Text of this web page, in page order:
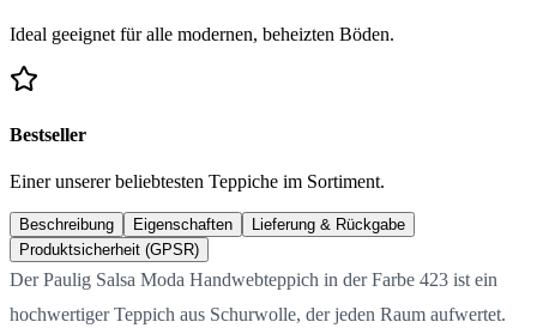
Ideal geeignet für alle modernen, beheizten Böden.
Bestseller
Einer unserer beliebtesten Teppiche im Sortiment.
Beschreibung Eigenschaften
Lieferung & Rückgabe
Produktsicherheit (GPSR)
Der Paulig Salsa Moda Handwebteppich in der Farbe 423 ist ein
hochwertiger Teppich aus Schurwolle, der jeden Raum aufwertet.